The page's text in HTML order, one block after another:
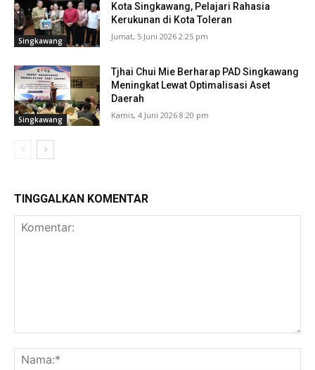
Singkawang
Kota Singkawang, Pelajari Rahasia
Kerukunan di Kota Toleran
Jumat, 5 Juni 2026 2:25 pm
Singkawang
Tjhai Chui Mie Berharap PAD Singkawang
Meningkat Lewat Optimalisasi Aset
Daerah
Kamis, 4 Juni 2026 8:20 pm
TINGGALKAN KOMENTAR